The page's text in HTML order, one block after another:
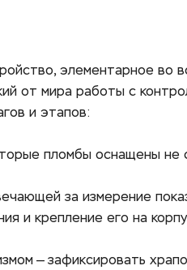
элементарное во
от мира работы с
и этапов:
пломбы оснащены
за измерение
и крепление его на
— зафиксировать